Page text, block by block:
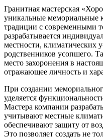
Гранитная мастерская
уникальные мемориальные
традиции с современными
разрабатывается
местности, климатических
родственников усопшего.
место захоронения в
отражающее личность и
При создании
уделяется
Мастера компании
учитывают местные
обеспечивают защиту от
Это позволяет создать не